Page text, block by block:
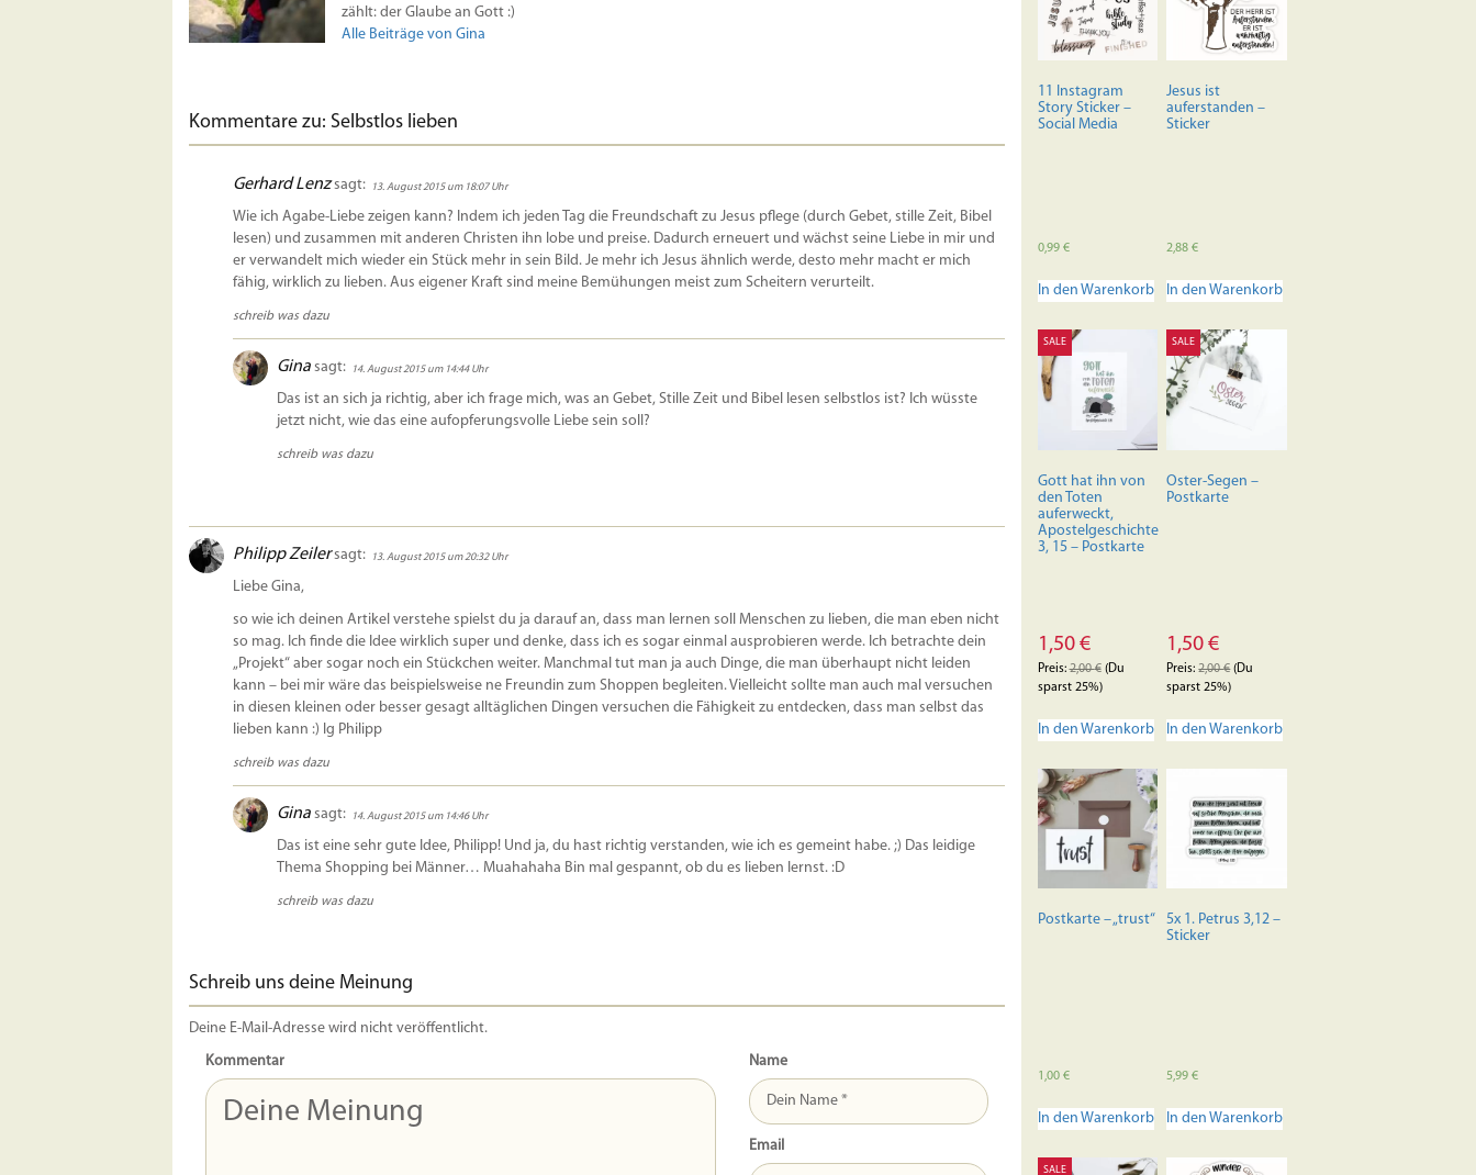
zählt: der Glaube an Gott :)
Alle Beiträge von Gina
Kommentare zu: Selbstlos lieben
Gerhard Lenz sagt: 13. August 2015 um 18:07 Uhr
Wie ich Agabe-Liebe zeigen kann? Indem ich jeden Tag die Freundschaft zu Jesus pflege (durch Gebet, stille Zeit, Bibel
lesen) und zusammen mit anderen Christen ihn lobe und preise. Dadurch erneuert und wächst seine Liebe in mir und
er verwandelt mich wieder ein Stück mehr in sein Bild. Je mehr ich Jesus ähnlich werde, desto mehr macht er mich
fähig, wirklich zu lieben. Aus eigener Kraft sind meine Bemühungen meist zum Scheitern verurteilt.
schreib was dazu
Gina sagt: 14. August 2015 um 14:44 Uhr
Das ist an sich ja richtig, aber ich frage mich, was an Gebet, Stille Zeit und Bibel lesen selbstlos ist? Ich wüsste
jetzt nicht, wie das eine aufopferungsvolle Liebe sein soll?
schreib was dazu
Philipp Zeiler sagt: 13. August 2015 um 20:32 Uhr
Liebe Gina,
so wie ich deinen Artikel verstehe spielst du ja darauf an, dass man lernen soll Menschen zu lieben, die man eben nicht
so mag. Ich finde die Idee wirklich super und denke, dass ich es sogar einmal ausprobieren werde. Ich betrachte dein
„Projekt“ aber sogar noch ein Stückchen weiter. Manchmal tut man ja auch Dinge, die man überhaupt nicht leiden
kann – bei mir wäre das beispielsweise ne Freundin zum Shoppen begleiten. Vielleicht sollte man auch mal versuchen
in diesen kleinen oder besser gesagt alltäglichen Dingen versuchen die Fähigkeit zu entdecken, dass man selbst das
lieben kann :) lg Philipp
schreib was dazu
Gina sagt: 14. August 2015 um 14:46 Uhr
Das ist eine sehr gute Idee, Philipp! Und ja, du hast richtig verstanden, wie ich es gemeint habe. ;) Das leidige
Thema Shopping bei Männer… Muahahaha Bin mal gespannt, ob du es lieben lernst. :D
schreib was dazu
Schreib uns deine Meinung
Deine E-Mail-Adresse wird nicht veröffentlicht.
Kommentar
Name
Email
11 Instagram
Story Sticker –
Social Media
0,99 €
In den Warenkorb
Jesus ist
auferstanden –
Sticker
2,88€
In den Warenkorb
SALE
Gott hat ihn von
den Toten
auferweckt,
Apostelgeschichte
3, 15 – Postkarte
1,50 €
Preis:2,00€(Du
sparst 25%)
In den Warenkorb
SALE
Oster-Segen –
Postkarte
1,50€
Preis:2,00€(Du
sparst 25%)
In den Warenkorb
Postkarte – „trust“
1,00 €
In den Warenkorb
5x 1. Petrus 3,12 –
Sticker
5,99€
In den Warenkorb
SALE